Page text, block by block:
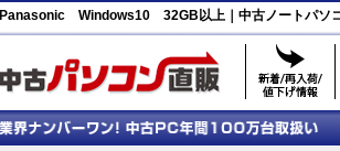
Panasonic Windows10 32GB以上｜中古ノートパソ